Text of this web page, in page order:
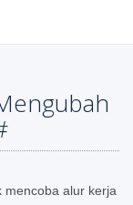
mencoba alur kerja